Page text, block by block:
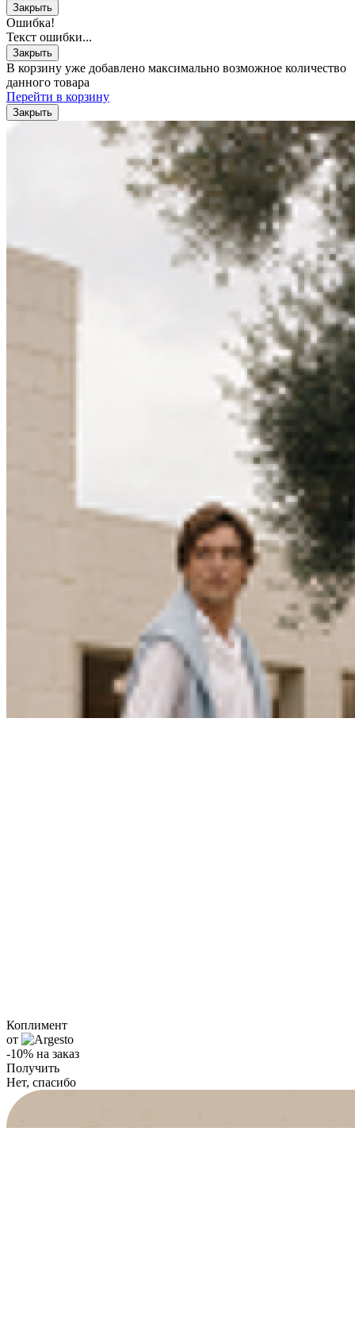
Закрыть
Ошибка!
Текст ошибки...
Закрыть
В корзину уже добавлено максимально возможное количество
данного товара
Перейти в корзину
Закрыть
Коплимент
от
-10% на заказ
Получить
Нет, спасибо